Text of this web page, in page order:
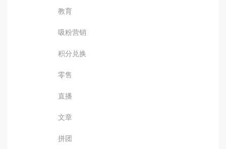
教育
吸粉营销
积分兑换
零售
直播
文章
拼团